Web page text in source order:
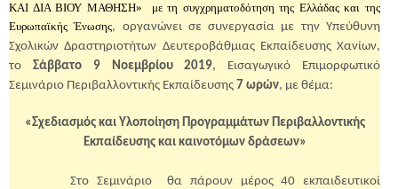
ΚΑΙ ΔΙΑ ΒΙΟΥ ΜΑΘΗΣΗ» με τη συγχρηματοδότηση της Ελλάδας και της
Ευρωπαϊκής Ένωσης, οργανώνει σε συνεργασία με την Υπεύθυνη
Σχολικών Δραστηριοτήτων Δευτεροβάθμιας Εκπαίδευσης Χανίων,
το Σάββατο 9 Νοεμβρίου 2019, Εισαγωγικό Επιμορφωτικό
Σεμινάριο Περιβαλλοντικής Εκπαίδευσης 7 ωρών, με θέμα:
«Σχεδιασμός και Υλοποίηση Προγραμμάτων Περιβαλλοντικής
Εκπαίδευσης και καινοτόμων δράσεων»
Στο Σεμινάριο
θα πάρουν μέρος 40 εκπαιδευτικοί